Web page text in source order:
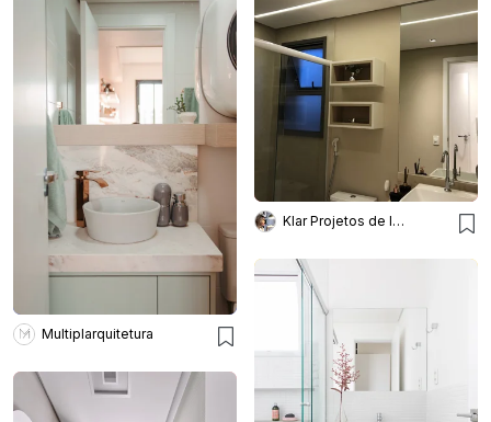
Klar Projetos de Iluminação
Multiplarquitetura